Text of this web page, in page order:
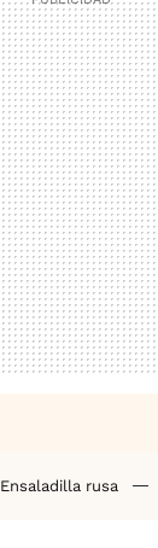
Ensaladilla rusa